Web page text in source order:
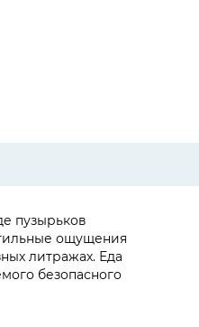
пузырьков
ощущения
литражах. Еда
безопасного